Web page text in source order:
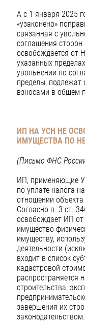
А с 1 января 2025
«узаконено»
связанная с
соглашения
освобождается от
указанных
увольнении по
пределы,
взносами в общем
ИП НА УСН НЕ
ИМУЩЕСТВА ПО
(Письмо ФНС
ИП, применяющие
по уплате налога
отношении объекта
Согласно п. 3 ст.
освобождает ИП от
имущество
имуществу,
деятельности
входит в список
кадастровой
распространяется
строительства,
завершения их
законодательством.